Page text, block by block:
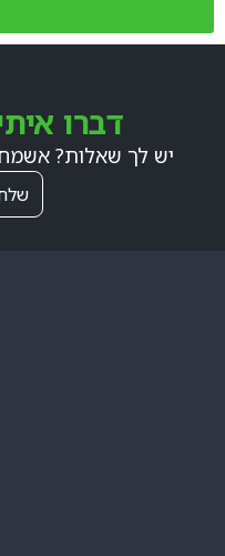
דברו
יש לך שאלות?